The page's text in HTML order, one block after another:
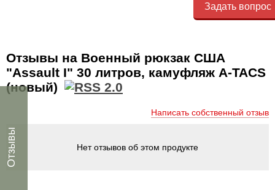
Задать вопрос
Отзывы на Военный рюкзак США
"Assault I" 30 литров, камуфляж A-TACS
(новый)
Написать собственный отзыв
Нет отзывов об этом продукте
Отзывы